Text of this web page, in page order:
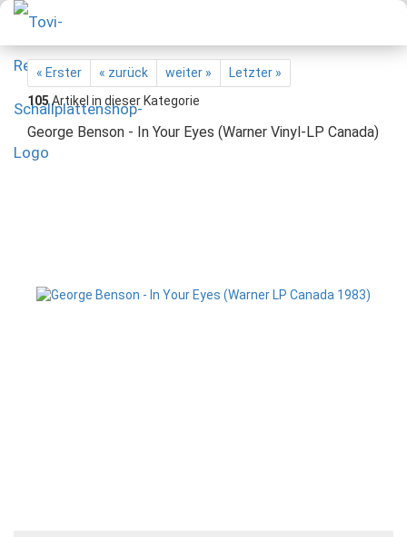
« Erster « zurück weiter »
Letzter »
105Artikel in dieser Kategorie
George Benson - In Your Eyes (Warner Vinyl-LP Canada)